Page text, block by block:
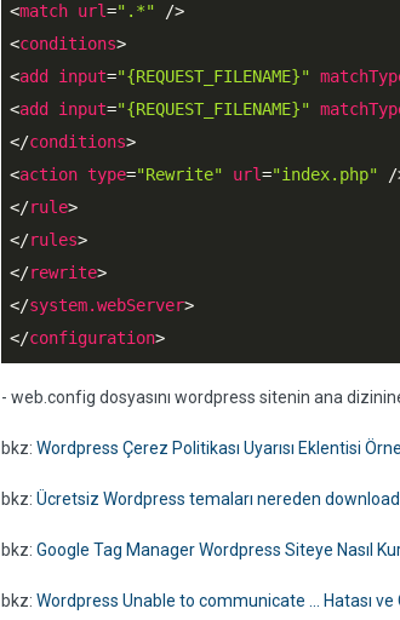
<match url=".*" />
<conditions>
<add input="{REQUEST_FILENAME}"
<add input="{REQUEST_FILENAME}"
</conditions>
<action type="Rewrite" url="index.php" /
</rule>
</rules>
</rewrite>
</system.webServer>
</configuration>
- web.config dosyasını wordpress sitenin ana
bkz: Wordpress Çerez Politikası Uyarısı Eklentisi
bkz: Ücretsiz Wordpress temaları nereden
bkz: Google Tag Manager Wordpress Siteye Nasıl
bkz: Wordpress Unable to communicate ... Hatası ve